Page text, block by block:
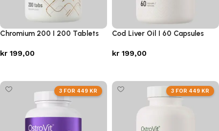
Chromium 200 I 200 Tablets
kr 199,00
Cod Liver Oil I 60 Capsules
kr 199,00
3 FOR 449 KR 3 FOR 449 KR